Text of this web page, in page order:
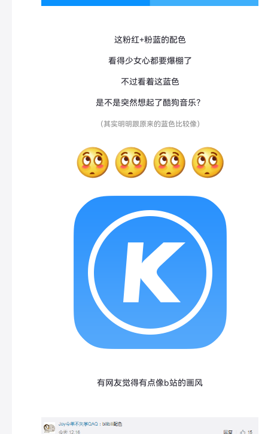
这粉红+粉蓝的配色
看得少女心都要爆棚了
不过看着这蓝色
是不是突然想起了酷狗音乐？
（其实明明跟原来的蓝色比较像）
有网友觉得有点像b站的画风